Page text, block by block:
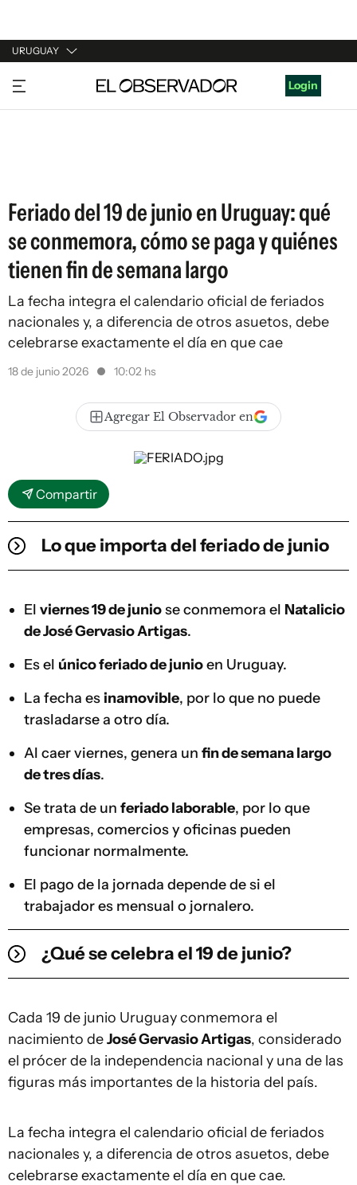
URUGUAY
URUGUAY
ARGENTINA
Login
Feriado del 19 de junio en Uruguay: qué
se conmemora, cómo se paga y quiénes
tienen fin de semana largo
La fecha integra el calendario oficial de feriados
nacionales y, a diferencia de otros asuetos, debe
celebrarse exactamente el día en que cae
18 de junio 2026 10:02 hs
Agregar El Observador en
Compartir
Lo que importa del feriado de junio
El viernes 19 de juniose conmemora el Natalicio
de José Gervasio Artigas.
Es el único feriado de junioen Uruguay.
La fecha es inamovible, por lo que no puede
trasladarse a otro día.
Al caer viernes, genera un fin de semana largo
de tres días.
Se trata de un feriado laborable, por lo que
empresas, comercios y oficinas pueden
funcionar normalmente.
El pago de la jornada depende de si el
trabajador es mensual o jornalero.
¿Qué se celebra el 19 de junio?
Cada 19 de junio Uruguay conmemora el
nacimiento deJosé Gervasio Artigas, considerado
el prócer de la independencia nacional y una de las
figuras más importantes de la historia del país.
La fecha integra el calendario oficial de feriados
nacionales y, a diferencia de otros asuetos, debe
celebrarse exactamente el día en que cae.